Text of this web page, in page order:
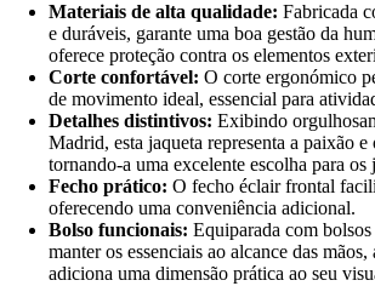
Materiais de alta qualidade: Fabricada
e duráveis, garante uma boa gestão da
oferece proteção contra os elementos
Corte confortável: O corte ergonómico
de movimento ideal, essencial para
Detalhes distintivos: Exibindo
Madrid, esta jaqueta representa a paixão
tornando-a uma excelente escolha para os
Fecho prático: O fecho éclair frontal
oferecendo uma conveniência adicional.
Bolso funcionais: Equiparada com
manter os essenciais ao alcance das
adiciona uma dimensão prática ao seu